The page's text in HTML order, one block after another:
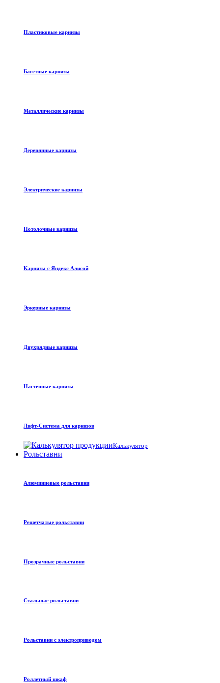
Пластиковые карнизы
Багетные карнизы
Металлические карнизы
Деревянные карнизы
Электрические карнизы
Потолочные карнизы
Карнизы с Яндекс Алисой
Эркерные карнизы
Двухрядные карнизы
Настенные карнизы
Лифт-Система для карнизов
Калькулятор
Рольставни
Алюминиевые рольставни
Решетчатые рольставни
Прозрачные рольставни
Стальные рольставни
Рольставни с электроприводом
Роллетный шкаф